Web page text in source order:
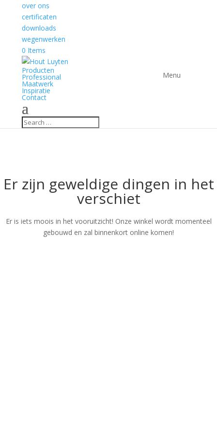
over ons
certificaten
downloads
wegenwerken
0 Items
Producten
Professional
Maatwerk
Inspiratie
Contact
Er zijn geweldige dingen in het
verschiet
Er is iets moois in het vooruitzicht! Onze winkel wordt momenteel
gebouwd en zal binnenkort online komen!